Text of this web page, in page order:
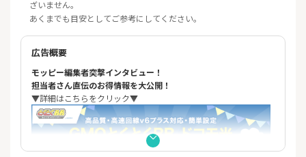
ざいません。
あくまでも目安としてご参考にしてください。
広告概要
モッピー編集者突撃インタビュー！
担当者さん直伝のお得情報を大公開！
▼詳細はこちらをクリック▼